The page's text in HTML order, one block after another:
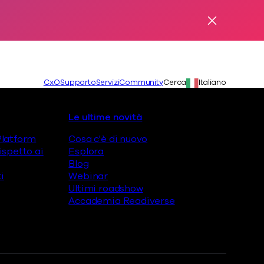
Avviso di
Partner
Secondario
CxOSupportoServiziCommunityCerca Lingua:
Italiano
ai
Le ultime novità
Cosa c'è di nuovo
Esplora
Blog
Webinar
Ultimi roadshow
Accademia Readiverse